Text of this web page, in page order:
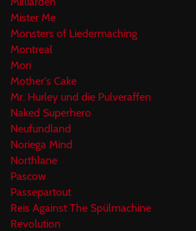
Mister Me
Monsters of Liedermaching
Montreal
Mori
Mother's Cake
Mr. Hurley und die Pulveraffen
Naked Superhero
Neufundland
Noriega Mind
Northlane
Pascow
Passepartout
Reis Against The Spülmachine
Revolution